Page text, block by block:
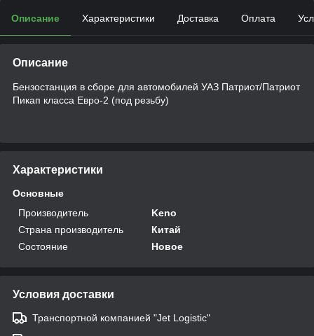
Описание Характеристики Доставка Оплата
Описание
Бензостанция в сборе для автомобилей УАЗ Патриот/Патриот
Пикап класса Евро-2 (под резьбу)
Характеристики
Основные
Производитель
Keno
Страна производитель
Китай
Состояние
Новое
Условия доставки
Транспортной компанией "Jet Logistic"